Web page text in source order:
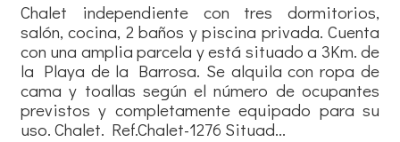
Chalet independiente con tres dormitorios,
salón, cocina, 2 baños y piscina privada. Cuenta
con una amplia parcela y está situado a 3Km. de
la Playa de la Barrosa. Se alquila con ropa de
cama y toallas según el número de ocupantes
previstos y completamente equipado para su
uso. Chalet. Ref.Chalet-1276 Situad...